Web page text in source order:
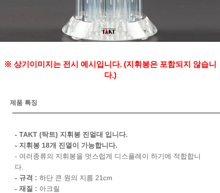
※ 상기이미지는 전시 예시입니다. (지휘봉은 포함되지 않습니
다.)
제품 특징
- TAKT (탁트) 지휘봉 진얼대 입니다.
- 지휘봉 18개 진열이 가능합니다.
- 여러종류의 지휘봉을 멋스럽게 디스플레이 하기에 적합합니
다.
- 규격 : 하단 큰 원의 지름 21cm
- 재질 : 아크릴